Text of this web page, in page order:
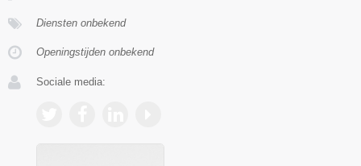
Diensten onbekend
Openingstijden onbekend
Sociale media: